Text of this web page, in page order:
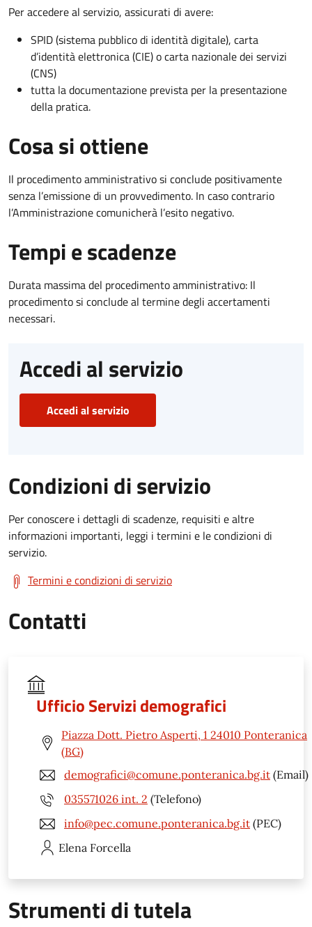
Per accedere al servizio, assicurati di avere:
SPID (sistema pubblico di identità digitale), carta
d’identità elettronica (CIE) o carta nazionale dei servizi
(CNS)
tutta la documentazione prevista per la presentazione
della pratica.
Cosa si ottiene
Il procedimento amministrativo si conclude positivamente
senza l’emissione di un provvedimento. In caso contrario
l’Amministrazione comunicherà l’esito negativo.
Tempi e scadenze
Durata massima del procedimento amministrativo: Il
procedimento si conclude al termine degli accertamenti
necessari.
Accedi al servizio
Accedi al servizio
Condizioni di servizio
Per conoscere i dettagli di scadenze, requisiti e altre
informazioni importanti, leggi i termini e le condizioni di
servizio.
Termini e condizioni di servizio
Contatti
Ufficio Servizi demografici
Piazza Dott. Pietro Asperti, 1 24010 Ponteranica
(BG)
demografici@comune.ponteranica.bg.it (Email)
035571026 int. 2 (Telefono)
info@pec.comune.ponteranica.bg.it (PEC)
Elena Forcella
Strumenti di tutela